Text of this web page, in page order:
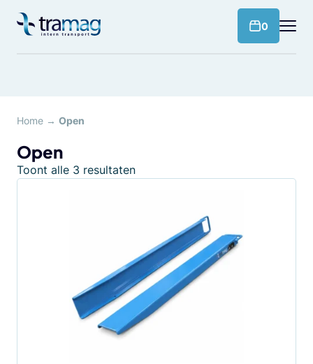
naar
0
Home → Open
Open
Toont alle 3 resultaten